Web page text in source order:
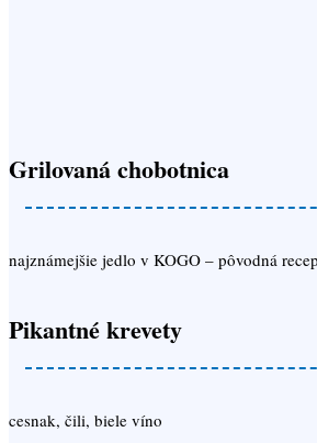
Grilovaná chobotnica
najznámejšie jedlo v KOGO – pôvodná
Pikantné krevety
cesnak, čili, biele víno